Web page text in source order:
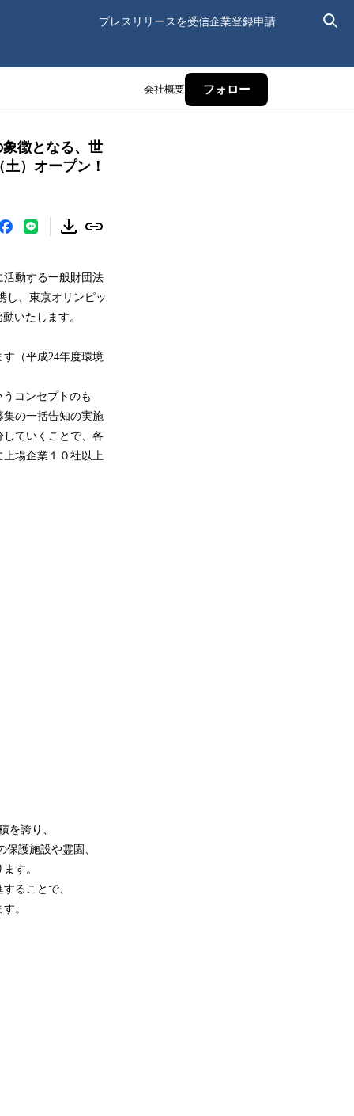
プレスリリースを受信企業登録申請
会社概要 フォロー
徴となる、世
）オープン！
活動する一般財団法
し、東京オリンピッ
いたします。
（平成24年度環境
コンセプトのも
集の一括告知の実施
ていくことで、各
上場企業１０社以上
を誇り、
護施設や霊園、
す。
ることで、
。